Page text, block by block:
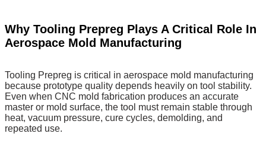
Why Tooling Prepreg Plays A Critical Role In
Aerospace Mold Manufacturing
Tooling Prepreg is critical in aerospace mold manufacturing
because prototype quality depends heavily on tool stability.
Even when CNC mold fabrication produces an accurate
master or mold surface, the tool must remain stable through
heat, vacuum pressure, cure cycles, demolding, and
repeated use.